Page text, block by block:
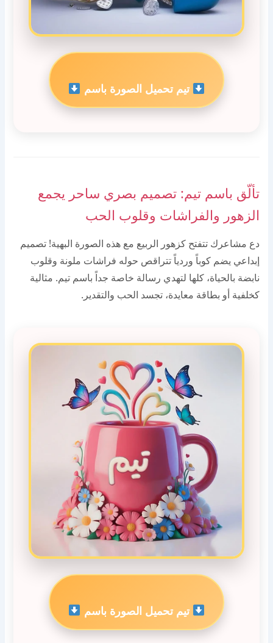
تيم تحميل الصورة باسم
تألّق باسم تيم: تصميم بصري ساحر يجمع
الزهور والفراشات وقلوب الحب
دع مشاعرك تتفتح كزهور الربيع مع هذه الصورة البهية! تصميم
إبداعي يضم كوباً وردياً تتراقص حوله فراشات ملونة وقلوب
نابضة بالحياة، كلها لتهدي رسالة خاصة جداً باسم تيم. مثالية
كخلفية أو بطاقة معايدة، تجسد الحب والتقدير.
تيم تحميل الصورة باسم